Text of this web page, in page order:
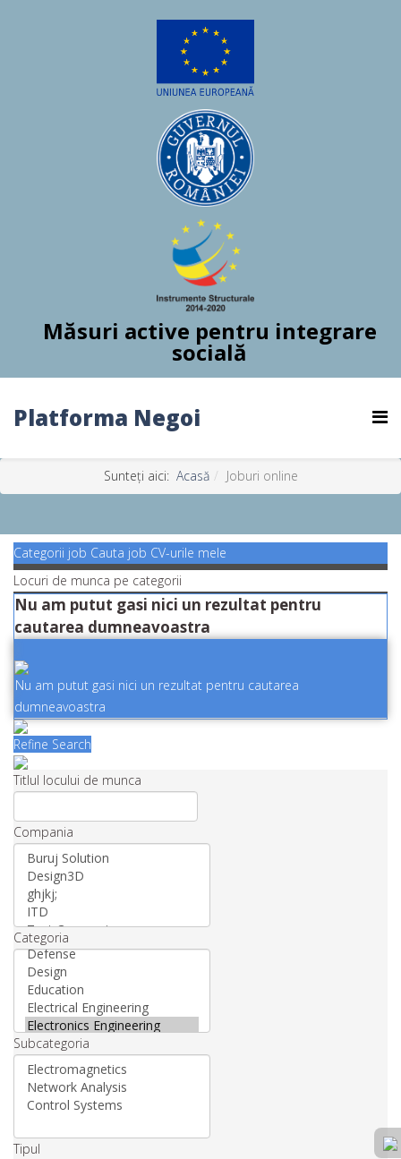
Măsuri active pentru integrare
socială
Platforma Negoi
Sunteți aici: Acasă Joburi online
Categorii job Cauta job CV-urile mele
Locuri de munca pe categorii
Nu am putut gasi nici un rezultat pentru
cautarea dumneavoastra
Nu am putut gasi nici un rezultat pentru cautarea
dumneavoastra
Refine Search
Titlul locului de munca
Compania
Categoria
Subcategoria
Tipul